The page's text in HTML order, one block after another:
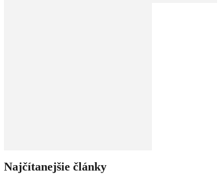
Najčítanejšie články